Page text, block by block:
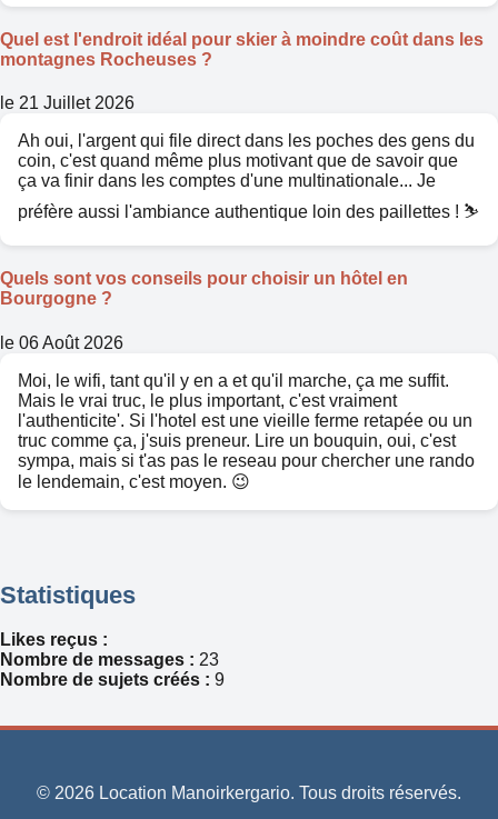
Quel est l'endroit idéal pour skier à moindre coût dans les
montagnes Rocheuses ?
le 21 Juillet 2026
Ah oui, l'argent qui file direct dans les poches des gens du
coin, c'est quand même plus motivant que de savoir que
ça va finir dans les comptes d'une multinationale... Je
préfère aussi l'ambiance authentique loin des paillettes ! ⛷️
Quels sont vos conseils pour choisir un hôtel en
Bourgogne ?
le 06 Août 2026
Moi, le wifi, tant qu'il y en a et qu'il marche, ça me suffit.
Mais le vrai truc, le plus important, c'est vraiment
l'authenticite'. Si l'hotel est une vieille ferme retapée ou un
truc comme ça, j'suis preneur. Lire un bouquin, oui, c'est
sympa, mais si t'as pas le reseau pour chercher une rando
le lendemain, c'est moyen. 😉
Statistiques
Likes reçus :
Nombre de messages : 23
Nombre de sujets créés : 9
© 2026 Location Manoirkergario. Tous droits réservés.